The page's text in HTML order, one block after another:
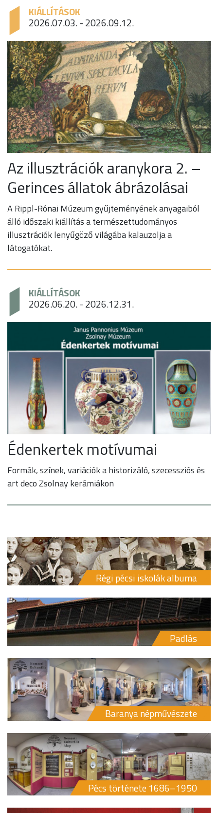
KIÁLLÍTÁSOK
2026.07.03. - 2026.09.12.
Az illusztrációk aranykora 2. –
Gerinces állatok ábrázolásai
A Rippl-Rónai Múzeum gyűjteményének anyagaiból
álló időszaki kiállítás a természettudományos
illusztrációk lenyűgöző világába kalauzolja a
látogatókat.
KIÁLLÍTÁSOK
2026.06.20. - 2026.12.31.
Édenkertek motívumai
Formák, színek, variációk a historizáló, szecessziós és
art deco Zsolnay kerámiákon
Régi pécsi iskolák albuma
Padlás
Baranya népművészete
Pécs története 1686–1950